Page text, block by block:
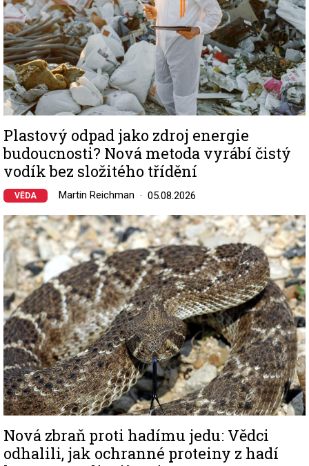
Plastový odpad jako zdroj energie
budoucnosti? Nová metoda vyrábí čistý
vodík bez složitého třídění
VĚDA Martin Reichman 05.08.2026
Image
Nová zbraň proti hadímu jedu: Vědci
odhalili, jak ochranné proteiny z hadí